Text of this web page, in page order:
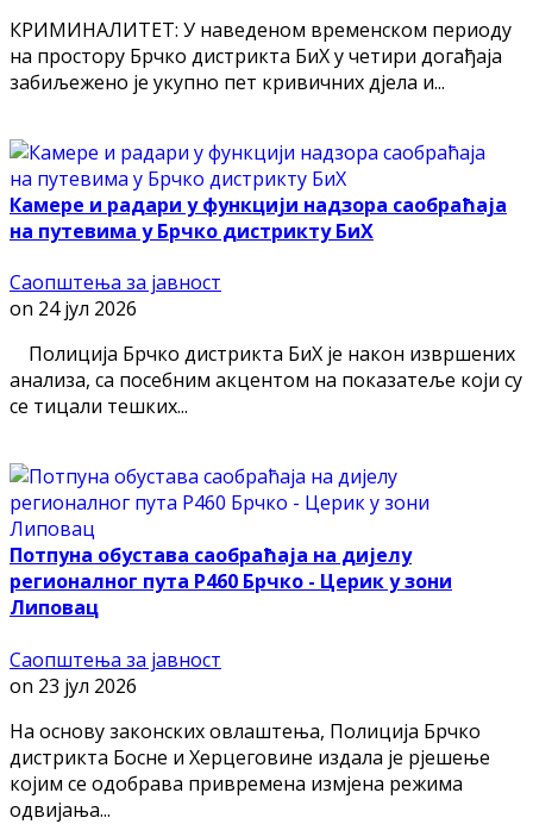
КРИМИНАЛИТЕТ: У наведеном временском периоду
на простору Брчко дистрикта БиХ у четири догађаја
забиљежено је укупно пет кривичних дјела и...
Камере и радари у функцији надзора саобраћаја
на путевима у Брчко дистрикту БиХ
Саопштења за јавност
on 24 јул 2026
Полиција Брчко дистрикта БиХ је након извршених
анализа, са посебним акцентом на показатеље који су
се тицали тешких...
Потпуна обустава саобраћаја на дијелу
регионалног пута Р460 Брчко - Церик у зони
Липовац
Саопштења за јавност
on 23 јул 2026
На основу законских овлаштења, Полиција Брчко
дистрикта Босне и Херцеговине издала је рјешење
којим се одобрава привремена измјена режима
одвијања...